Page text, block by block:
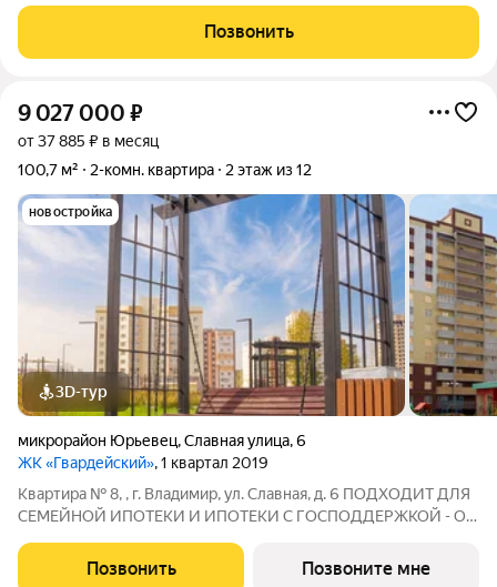
новым ремонтом. В ванной и в туалете стены и пол выложены
керамогранитной плиткой,
Позвонить
9 027 000 ₽
от 37 885 ₽ в месяц
100,7 м²
2-комн. квартира 2 этаж из 12
новостройка
3D-тур
микрорайон Юрьевец,Славная улица,6
ЖК «Гвардейский», 1 квартал 2019
Квартира № 8, , г. Владимир, ул. Славная, д. 6 ПОДХОДИТ ДЛЯ
СЕМЕЙНОЙ ИПОТЕКИ И ИПОТЕКИ С ГОСПОДДЕРЖКОЙ - ОТ
Ипотека от 6%, материнский капитал, субсидии возможны.
Отделка - Без отделки. ЖЖК
Позвонить Позвоните мне